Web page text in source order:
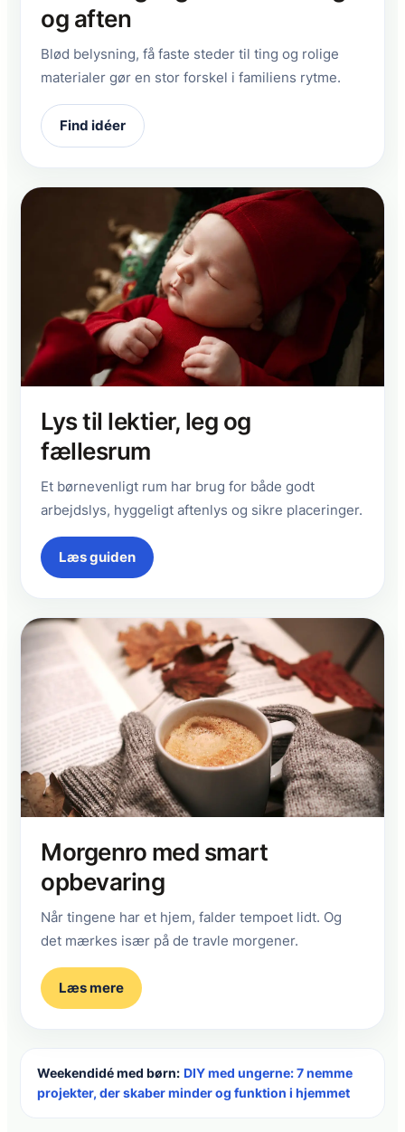
og aften
Blød belysning, få faste steder til ting og rolige
materialer gør en stor forskel i familiens rytme.
Find idéer
Lys til lektier, leg og
fællesrum
Et børnevenligt rum har brug for både godt
arbejdslys, hyggeligt aftenlys og sikre placeringer.
Læs guiden
Morgenro med smart
opbevaring
Når tingene har et hjem, falder tempoet lidt. Og
det mærkes især på de travle morgener.
Læs mere
Weekendidé med børn: DIY med ungerne: 7 nemme
projekter, der skaber minder og funktion i hjemmet